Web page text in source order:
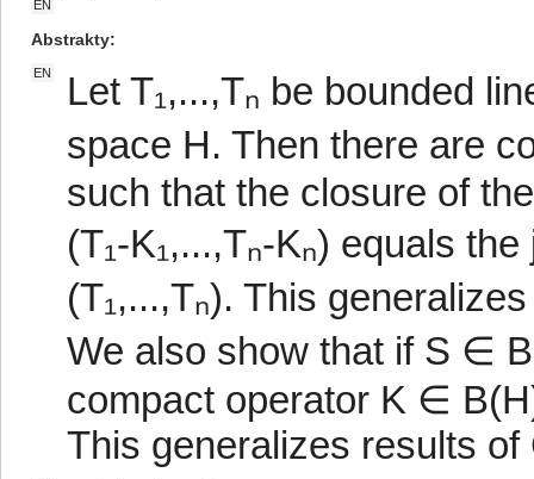
EN
Abstrakty
EN
Let T₁,...,Tₙ be bounded
space H. Then there are
such that the closure of
(T₁-K₁,...,Tₙ-Kₙ) equals
(T₁,...,Tₙ). This
We also show that if S ∈
compact operator K ∈
This generalizes results of